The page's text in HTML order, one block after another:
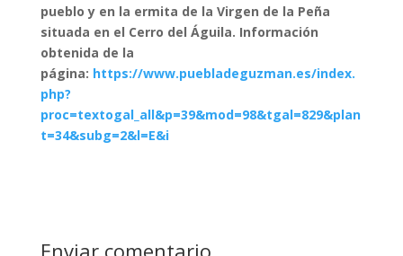
pueblo y en la ermita de la Virgen de la Peña
situada en el Cerro del Águila. Información
obtenida de la
página: https://www.puebladeguzman.es/index.
php?
proc=textogal_all&p=39&mod=98&tgal=829&plan
t=34&subg=2&l=E&i
Enviar comentario